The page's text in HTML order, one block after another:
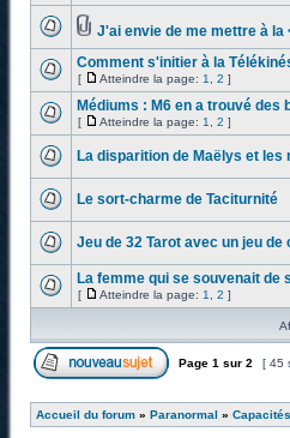
J'ai envie de me mettre à la
Comment s'initier à la
[ Atteindre la page: 1 2 ]
Médiums : M6 en a trouvé des
[ Atteindre la page: 1 2 ]
La disparition de Maëlys et les
Le sort-charme de Taciturnité
Jeu de 32 Tarot avec un jeu
La femme qui se souvenait de
[ Atteindre la page: 1 2 ]
Page 1 sur 2 [ 45
Accueil du forum » Paranormal » Capacités